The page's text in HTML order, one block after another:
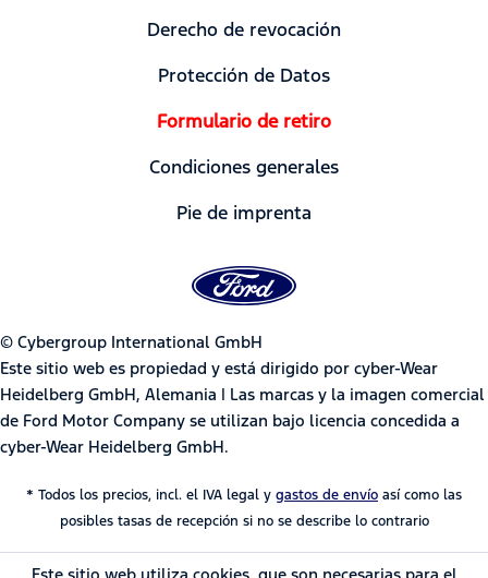
Derecho de revocación
Protección de Datos
Formulario de retiro
Condiciones generales
Pie de imprenta
© Cybergroup International GmbH
Este sitio web es propiedad y está dirigido por cyber-Wear
Heidelberg GmbH, Alemania | Las marcas y la imagen comercial
de Ford Motor Company se utilizan bajo licencia concedida a
cyber-Wear Heidelberg GmbH.
* Todos los precios, incl. el IVA legal y gastos de envío así como las
posibles tasas de recepción si no se describe lo contrario